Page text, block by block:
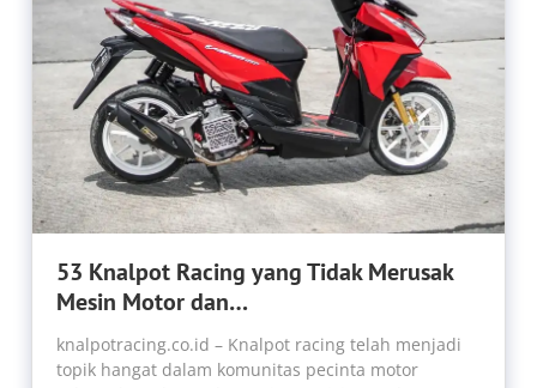
53 Knalpot Racing yang Tidak Merusak
Mesin Motor dan…
knalpotracing.co.id – Knalpot racing telah menjadi
topik hangat dalam komunitas pecinta motor